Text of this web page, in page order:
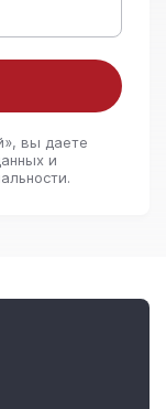
вы даете
и